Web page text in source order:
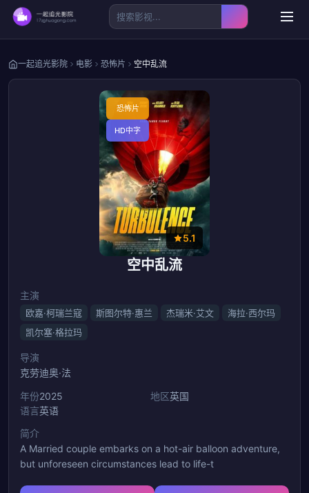
一起追光影院 电影 恐怖片 空中乱流
恐怖片
HD中字
5.1
空中乱流
主演
欧嘉·柯瑞兰寇 斯图尔特·惠兰 杰瑞米·艾文
海拉·西尔玛
凯尔塞·格拉玛
导演
克劳迪奥·法
年份2025 地区英国
语言英语
简介
A Married couple embarks on a hot-air balloon adventure,
but unforeseen circumstances lead to life-t